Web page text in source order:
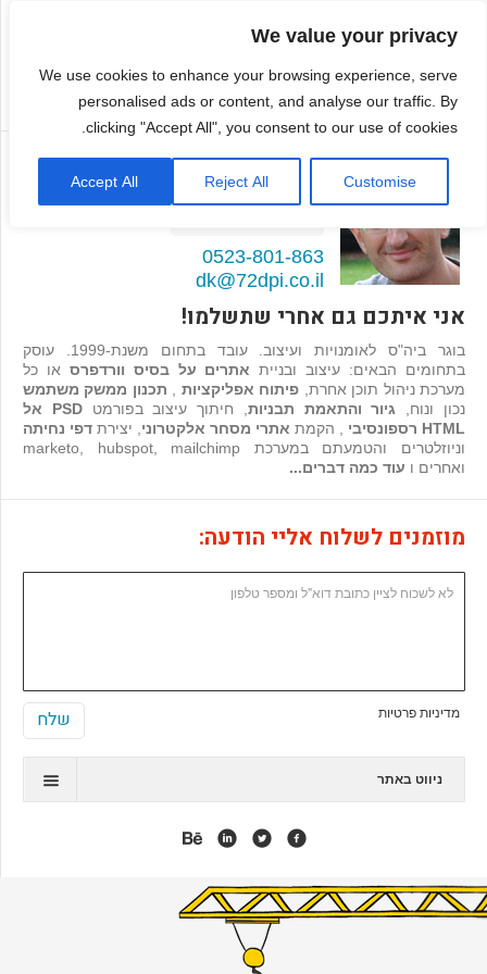
We value your privacy
We use cookies to enhance your browsing experience, serve
personalised ads or content, and analyse our traffic. By
clicking "Accept All", you consent to our use of cookies.
Customise
Reject All
Accept All דמיטרי קגן
בונה אתרים ואפליקציות
0523-801-863
dk@72dpi.co.il
אני איתכם גם אחרי שתשלמו!
בוגר ביה"ס לאומנויות ועיצוב. עובד בתחום משנת-1999. עוסק
בתחומים הבאים: עיצוב ובניית אתרים על בסיס וורדפרס או כל
מערכת ניהול תוכן אחרת, פיתוח אפליקציות
תכנון ממשק משתמש
נכון ונוח, גיור והתאמת תבניות , חיתוך עיצוב בפורמט
PSD אל
HTML רספונסיבי
, הקמת אתרי מסחר אלקטרוני , יצירת דפי נחיתה
וניוזלטרים והטמעתם במערכת marketo, hubspot, mailchimp
ואחרים ו עוד כמה דברים...
מוזמנים לשלוח אליי הודעה:
מדיניות פרטיות
ניווט באתר
אנימציה